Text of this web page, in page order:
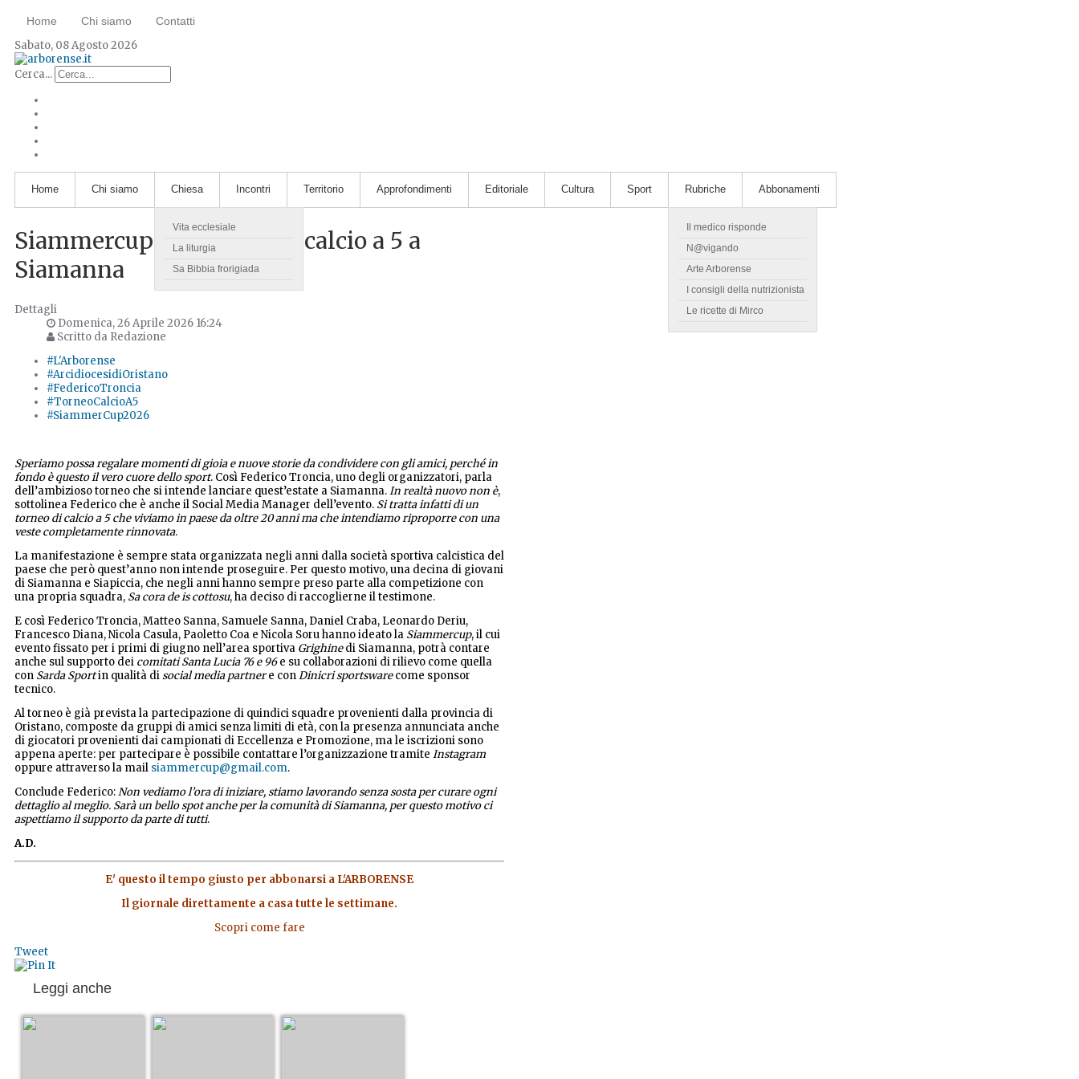
Home Chi siamo Contatti
Sabato, 08 Agosto 2026
Cerca...
Home Chi siamo Chiesa
Vita ecclesiale
La liturgia
Sa Bibbia frorigiada
Incontri Territorio Approfondimenti Editoriale Cultura Sport Rubriche
Il medico risponde
N@vigando
Arte Arborense
I consigli della nutrizionista
Le ricette di Mirco
Abbonamenti
Siammercup: un torneo di calcio a 5 a
Siamanna
Dettagli
Domenica, 26 Aprile 2026 16:24
Scritto da Redazione
#L'Arborense
#ArcidiocesidiOristano
#FedericoTroncia
#TorneoCalcioA5
#SiammerCup2026
Speriamo possa regalare momenti di gioia e nuove storie da condividere con gli amici, perché in
fondo è questo il vero cuore dello sport. Così Federico Troncia, uno degli organizzatori, parla
dell’ambizioso torneo che si intende lanciare quest’estate a Siamanna.In realtà nuovo non è,
sottolinea Federico che è anche il Social Media Manager dell’evento. Si tratta infatti di un
torneo di calcio a 5 che viviamo in paese da oltre 20 anni ma che intendiamo riproporre con una
veste completamente rinnovata.
La manifestazione è sempre stata organizzata negli anni dalla società sportiva calcistica del
paese che però quest’anno non intende proseguire. Per questo motivo, una decina di giovani
di Siamanna e Siapiccia, che negli anni hanno sempre preso parte alla competizione con
una propria squadra, Sa cora de is cottosu, ha deciso di raccoglierne il testimone.
E così Federico Troncia, Matteo Sanna, Samuele Sanna, Daniel Craba, Leonardo Deriu,
Francesco Diana, Nicola Casula, Paoletto Coa e Nicola Soru hanno ideato la Siammercup, il cui
evento fissato per i primi di giugno nell’area sportiva Grighinedi Siamanna, potrà contare
anche sul supporto dei comitati Santa Lucia 76 e 96e su collaborazioni di rilievo come quella
con Sarda Sportin qualità disocial media partnere conDinicri sportswarecome sponsor
tecnico.
Al torneo è già prevista la partecipazione di quindici squadre provenienti dalla provincia di
Oristano, composte da gruppi di amici senza limiti di età, con la presenza annunciata anche
di giocatori provenienti dai campionati di Eccellenza e Promozione, ma le iscrizioni sono
appena aperte: per partecipare è possibile contattare l’organizzazione tramite Instagram
oppure attraverso la mail siammercup@gmail.com.
Conclude Federico:Non vediamo l’ora di iniziare, stiamo lavorando senza sosta per curare ogni
dettaglio al meglio. Sarà un bello spot anche per la comunità di Siamanna, per questo motivo ci
aspettiamo il supporto da parte di tutti.
A.D.
E' questo il tempo giusto per abbonarsi a L'ARBORENSE
Il giornale direttamente a casa tutte le settimane.
Scopri come fare
Tweet
Leggi anche